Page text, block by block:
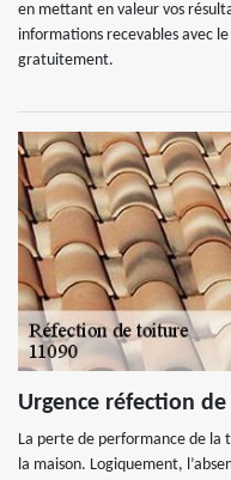
en mettant en valeur vos
informations recevables avec
gratuitement.
Urgence réfection
La perte de performance de
la maison. Logiquement,